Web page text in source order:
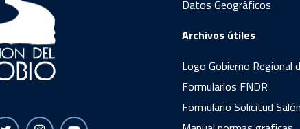
Datos Geográficos
Archivos útiles
Logo Gobierno Regional
Formularios FNDR
Formulario Solicitud